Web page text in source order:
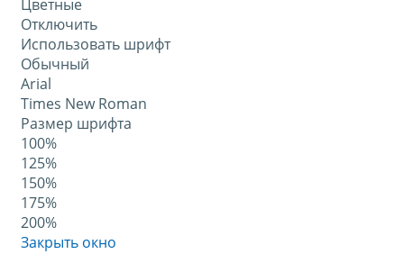
Цветные
Отключить
Использовать шрифт
Обычный
Arial
Times New Roman
Размер шрифта
100%
125%
150%
175%
200%
Закрыть окно